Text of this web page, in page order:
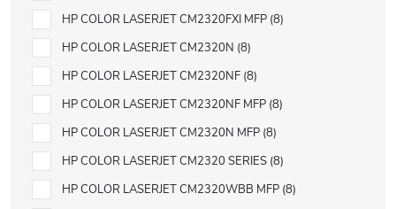
HP COLOR LASERJET CM2320FXI MFP 8
HP COLOR LASERJET CM2320N 8
HP COLOR LASERJET CM2320NF 8
HP COLOR LASERJET CM2320NF MFP 8
HP COLOR LASERJET CM2320N MFP 8
HP COLOR LASERJET CM2320 SERIES 8
HP COLOR LASERJET CM2320WBB MFP 8